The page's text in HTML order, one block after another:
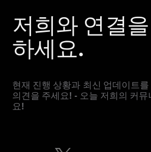
저희와 연결
하세요.
현재 진행 상황과 최신 업데이트
의견을 주세요! - 오늘 저희의 커뮤
요!